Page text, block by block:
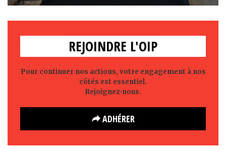
REJOINDRE L'OIP
Pour continuer nos actions, votre engagement à nos
côtés est essentiel.
Rejoignez-nous.
ADHÉRER